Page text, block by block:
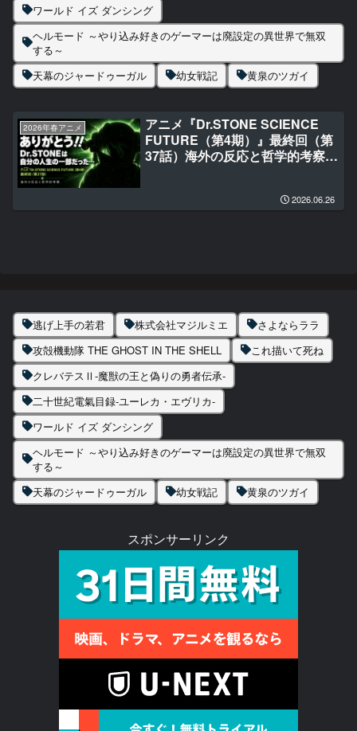
ワールド イズ ダンシング
ヘルモード ～やり込み好きのゲーマーは廃設定の異世界で無双
する～
天幕のジャードゥーガル
幼女戦記 黄泉のツガイ
2026年春アニメ
アニメ『Dr.STONE SCIENCE
FUTURE（第4期）』最終回（第
37話）海外の反応と哲学的考察｜
2026.06.26
逃げ上手の若君 株式会社マジルミエ
さよならララ
攻殻機動隊 THE GHOST IN THE SHELL
これ描いて死ね
クレバテスⅡ-魔獣の王と偽りの勇者伝承-
二十世紀電氣目録-ユーレカ・エヴリカ-
ワールド イズ ダンシング
ヘルモード ～やり込み好きのゲーマーは廃設定の異世界で無双
する～
天幕のジャードゥーガル
幼女戦記 黄泉のツガイ
スポンサーリンク